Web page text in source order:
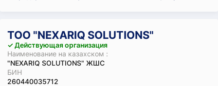
ТОО "NEXARIQ SOLUTIONS"
✓ Действующая организация
Наименование на казахском :
"NEXARIQ SOLUTIONS" ЖШС
БИН
260440035712